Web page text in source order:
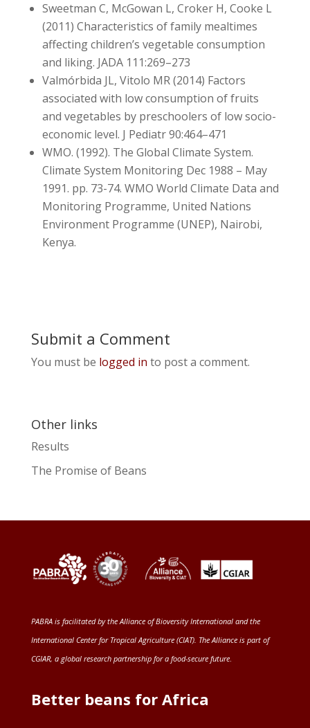
Sweetman C, McGowan L, Croker H, Cooke L
(2011) Characteristics of family mealtimes
affecting children’s vegetable consumption
and liking. JADA 111:269–273
Valmórbida JL, Vitolo MR (2014) Factors
associated with low consumption of fruits
and vegetables by preschoolers of low socio-
economic level. J Pediatr 90:464–471
WMO. (1992). The Global Climate System.
Climate System Monitoring Dec 1988 – May
1991. pp. 73-74. WMO World Climate Data and
Monitoring Programme, United Nations
Environment Programme (UNEP), Nairobi,
Kenya.
Submit a Comment
You must be logged in to post a comment.
Other links
Results
The Promise of Beans
PABRA is facilitated by the Alliance of Bioversity International and the
International Center for Tropical Agriculture (CIAT). The Alliance is part of
CGIAR, a global research partnership for a food-secure future.
Better beans for Africa